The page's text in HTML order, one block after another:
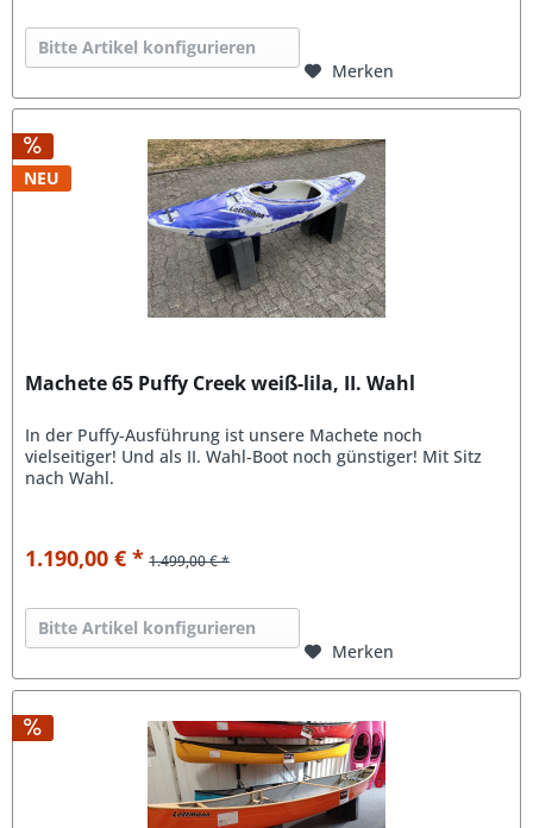
Bitte Artikel konfigurieren
Merken
NEU
Machete 65 Puffy Creek weiß-lila, II. Wahl
In der Puffy-Ausführung ist unsere Machete noch
vielseitiger! Und als II. Wahl-Boot noch günstiger! Mit Sitz
nach Wahl.
1.190,00 € * 1.499,00 € *
Bitte Artikel konfigurieren
Merken